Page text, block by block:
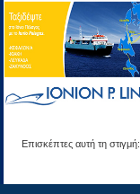
Επισκέπτες αυτή τη στιγμή: